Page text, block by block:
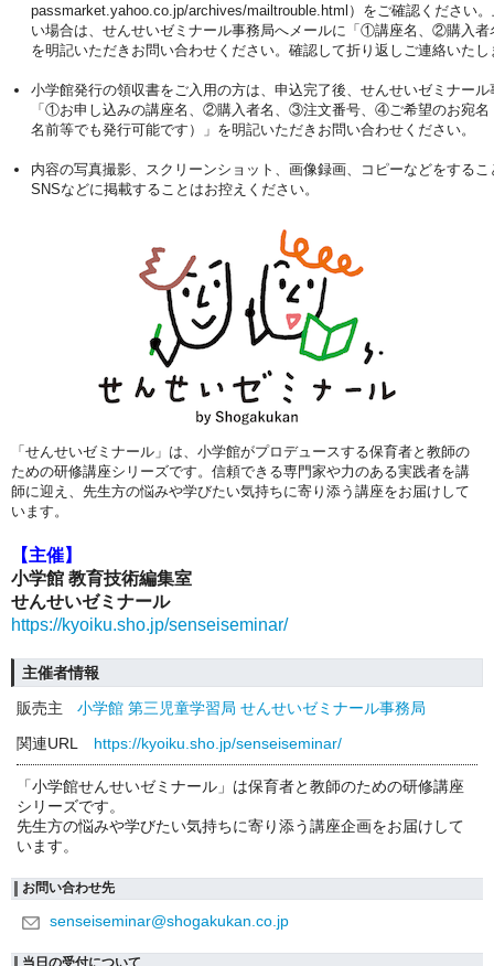
passmarket.yahoo.co.jp/archives/mailtrouble.html）をご確認ください
い場合は、せんせいゼミナール事務局へメールに「①講座名、②購入
を明記いただきお問い合わせください。確認して折り返しご連絡いたし
小学館発行の領収書をご入用の方は、申込完了後、せんせいゼミナー
「①お申し込みの講座名、②購入者名、③注文番号、④ご希望のお宛名
名前等でも発行可能です）」を明記いただきお問い合わせください。
内容の写真撮影、スクリーンショット、画像録画、コピーなどをする
SNSなどに掲載することはお控えください。
「せんせいゼミナール」は、小学館がプロデュースする保育者と教師の
ための研修講座シリーズです。信頼できる専門家や力のある実践者を講
師に迎え、先生方の悩みや学びたい気持ちに寄り添う講座をお届けして
います。
【主催】
小学館 教育技術編集室
せんせいゼミナール
https://kyoiku.sho.jp/senseiseminar/
主催者情報
販売主
小学館 第三児童学習局 せんせいゼミナール事務局
関連URL
https://kyoiku.sho.jp/senseiseminar/
「小学館せんせいゼミナール」は保育者と教師のための研修講座
シリーズです。
先生方の悩みや学びたい気持ちに寄り添う講座企画をお届けして
います。
お問い合わせ先
senseiseminar@shogakukan.co.jp
当日の受付について